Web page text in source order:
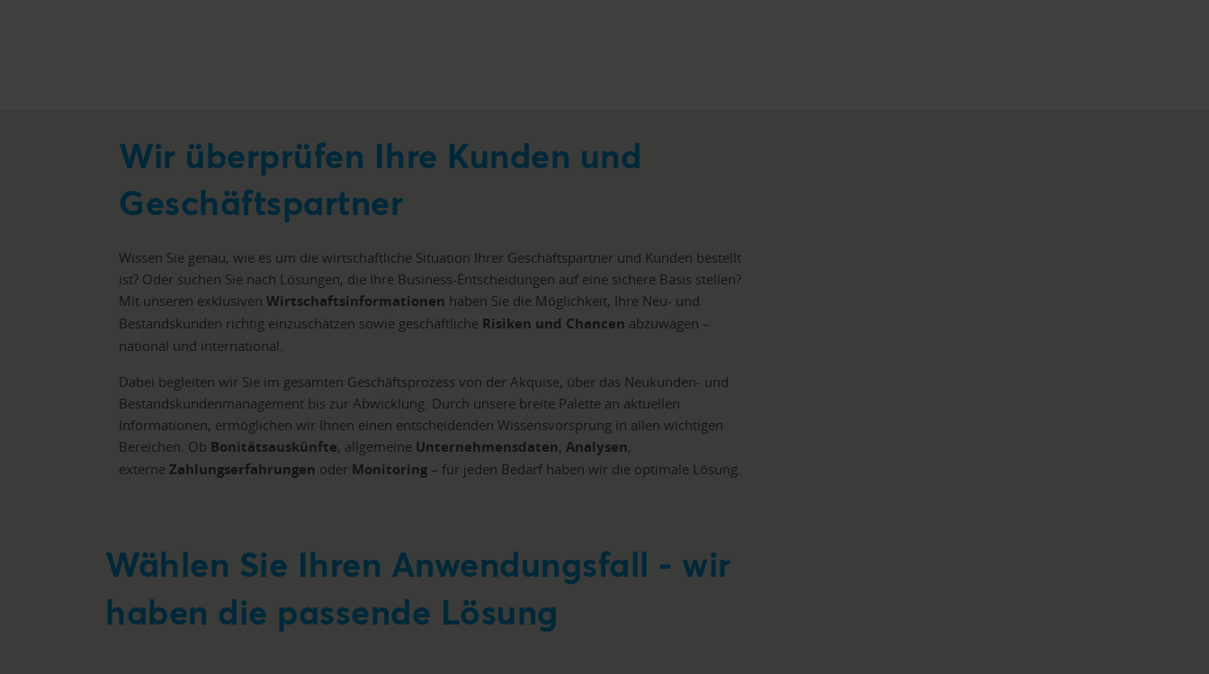
Wir überprüfen Ihre Kunden und
Geschäftspartner
Wissen Sie genau, wie es um die wirtschaftliche Situation Ihrer Geschäftspartner und Kunden bestellt
ist? Oder suchen Sie nach Lösungen, die Ihre Business-Entscheidungen auf eine sichere Basis stellen?
Mit unseren exklusiven Wirtschaftsinformationen haben Sie die Möglichkeit, Ihre Neu- und
Bestandskunden richtig einzuschätzen sowie geschäftliche Risiken und Chancen abzuwägen –
national und international.
Dabei begleiten wir Sie im gesamten Geschäftsprozess von der Akquise, über das Neukunden- und
Bestandskundenmanagement bis zur Abwicklung. Durch unsere breite Palette an aktuellen
Informationen, ermöglichen wir Ihnen einen entscheidenden Wissensvorsprung in allen wichtigen
Bereichen. Ob Bonitätsauskünfte, allgemeine Unternehmensdaten, Analysen,
externe Zahlungserfahrungen oder Monitoring – für jeden Bedarf haben wir die optimale Lösung.
Wählen Sie Ihren Anwendungsfall - wir
haben die passende Lösung